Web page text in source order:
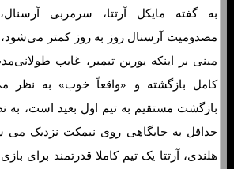
به گفته مایکل آرتتا، سرمربی
مصدومیت آرسنال روز به روز کمتر می‌شود،
مبنی بر اینکه یورین تیمبر، غایب
کامل بازگشته و «واقعاً خوب» به نظر
بازگشت مستقیم به تیم اول بعید است، به
حداقل به جایگاهی روی نیمکت نزدیک می
هلندی، آرتتا یک تیم کاملا قدرتمند برای